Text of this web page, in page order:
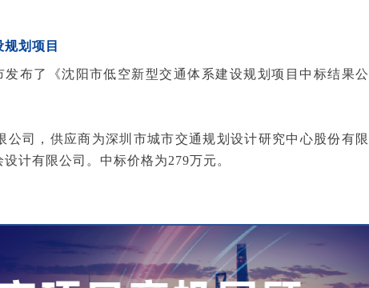
划项目
发布了《沈阳市低空新型交通体系建设规划项目中标结果公
公司，供应商为深圳市城市交通规划设计研究中心股份有限
计有限公司。中标价格为279万元。